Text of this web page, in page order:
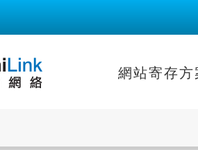
網站寄存方